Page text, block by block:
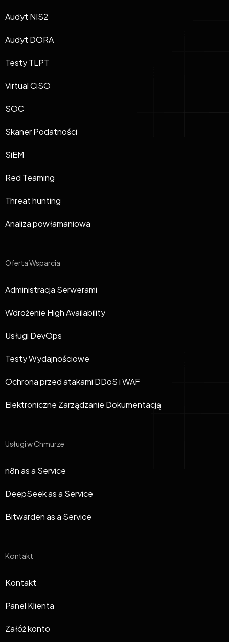
Audyt NIS2
Audyt DORA
Testy TLPT
Virtual CiSO
SOC
Skaner Podatności
SiEM
Red Teaming
Threat hunting
Analiza powłamaniowa
Oferta Wsparcia
Administracja Serwerami
Wdrożenie High Availability
Usługi DevOps
Testy Wydajnościowe
Ochrona przed atakami DDoS i WAF
Elektroniczne Zarządzanie Dokumentacją
Usługi w Chmurze
n8n as a Service
DeepSeek as a Service
Bitwarden as a Service
Kontakt
Kontakt
Panel Klienta
Załóż konto